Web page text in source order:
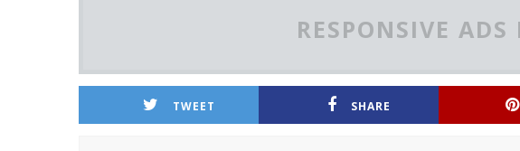
RESPONSIVE ADS
TWEET SHARE